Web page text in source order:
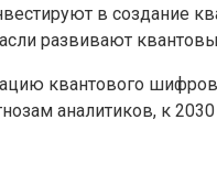
в создание
развивают
квантового
аналитиков, к